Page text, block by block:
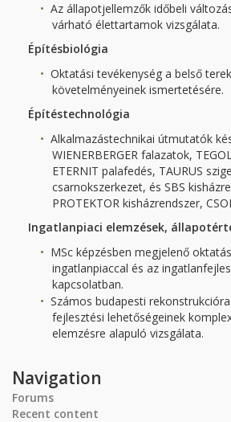
Az állapotjellemzők időbeli
várható élettartamok vizsgálata.
Építésbiológia
Oktatási tevékenység a belső
követelményeinek ismertetésére.
Építéstechnológia
Alkalmazástechnikai útmutatók
WIENERBERGER falazatok,
ETERNIT palafedés, TAURUS
csarnokszerkezet, és SBS
PROTEKTOR kisházrendszer,
Ingatlanpiaci elemzések,
MSc képzésben megjelenő
ingatlanpiaccal és az
kapcsolatban.
Számos budapesti
fejlesztési lehetőségeinek
elemzésre alapuló vizsgálata.
Navigation
Forums
Recent content